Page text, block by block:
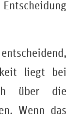
liegt bei
über die
Wenn das